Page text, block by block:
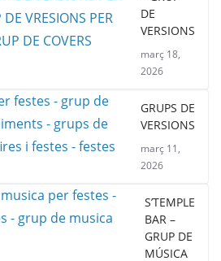
DE
VERSIONS
març 18,
2026
GRUPS DE
VERSIONS
març 11,
2026
S’TEMPLE
BAR –
GRUP DE
MÚSICA